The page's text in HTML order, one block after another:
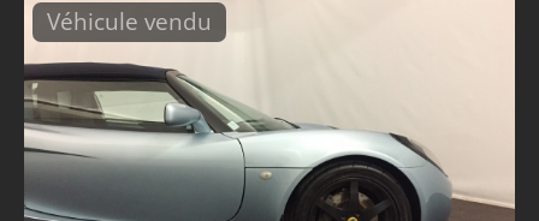
Véhicule vendu